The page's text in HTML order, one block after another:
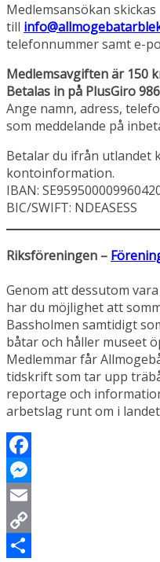
Medlemsansökan skickas
till
telefonnummer samt e-
Medlemsavgiften är 150
Betalas in på PlusGiro
Ange namn, adress,
som meddelande på
Betalar du ifrån utlandet
kontoinformation.
IBAN:
BIC/SWIFT: NDEASESS
Riksföreningen –
Genom att dessutom
har du möjlighet att
Bassholmen samtidigt
båtar och håller museet
Medlemmar får
tidskrift som tar upp
reportage och
arbetslag runt om i
Facebook
Messenger
Email
Copy